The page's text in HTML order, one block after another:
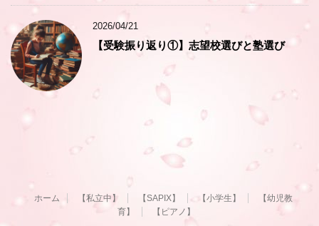
2026/04/21
【受験振り返り①】志望校選びと塾選び
ホーム 【私立中】 【SAPIX】 【小学生】
【幼児教
育】
【ピアノ】